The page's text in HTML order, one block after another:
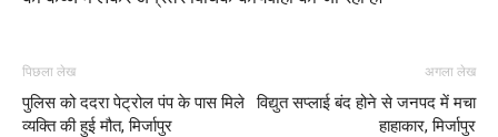
पिछला लेख
पुलिस को ददरा पेट्रोल पंप के पास मिले
व्यक्ति की हुई मौत, मिर्जापुर
अगला लेख
विद्युत सप्लाई बंद होने से जनपद में मचा
हाहाकार, मिर्जापुर